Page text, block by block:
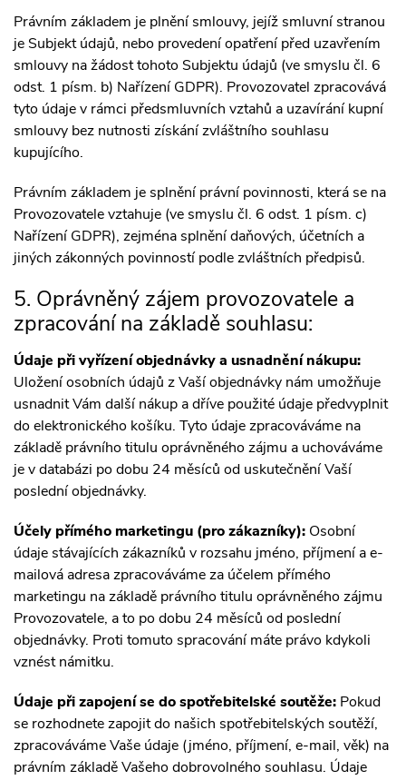
Právním základem je plnění smlouvy, jejíž smluvní stranou
je Subjekt údajů, nebo provedení opatření před uzavřením
smlouvy na žádost tohoto Subjektu údajů (ve smyslu čl. 6
odst. 1 písm. b) Nařízení GDPR). Provozovatel zpracovává
tyto údaje v rámci předsmluvních vztahů a uzavírání kupní
smlouvy bez nutnosti získání zvláštního souhlasu
kupujícího.
Právním základem je splnění právní povinnosti, která se na
Provozovatele vztahuje (ve smyslu čl. 6 odst. 1 písm. c)
Nařízení GDPR), zejména splnění daňových, účetních a
jiných zákonných povinností podle zvláštních předpisů.
5. Oprávněný zájem provozovatele a
zpracování na základě souhlasu:
Údaje při vyřízení objednávky a usnadnění nákupu:
Uložení osobních údajů z Vaší objednávky nám umožňuje
usnadnit Vám další nákup a dříve použité údaje předvyplnit
do elektronického košíku. Tyto údaje zpracováváme na
základě právního titulu oprávněného zájmu a uchováváme
je v databázi po dobu 24 měsíců od uskutečnění Vaší
poslední objednávky.
Účely přímého marketingu (pro zákazníky): Osobní
údaje stávajících zákazníků v rozsahu jméno, příjmení a e-
mailová adresa zpracováváme za účelem přímého
marketingu na základě právního titulu oprávněného zájmu
Provozovatele, a to po dobu 24 měsíců od poslední
objednávky. Proti tomuto spracování máte právo kdykoli
vznést námitku.
Údaje při zapojení se do spotřebitelské soutěže: Pokud
se rozhodnete zapojit do našich spotřebitelských soutěží,
zpracováváme Vaše údaje (jméno, příjmení, e-mail, věk) na
právním základě Vašeho dobrovolného souhlasu. Údaje